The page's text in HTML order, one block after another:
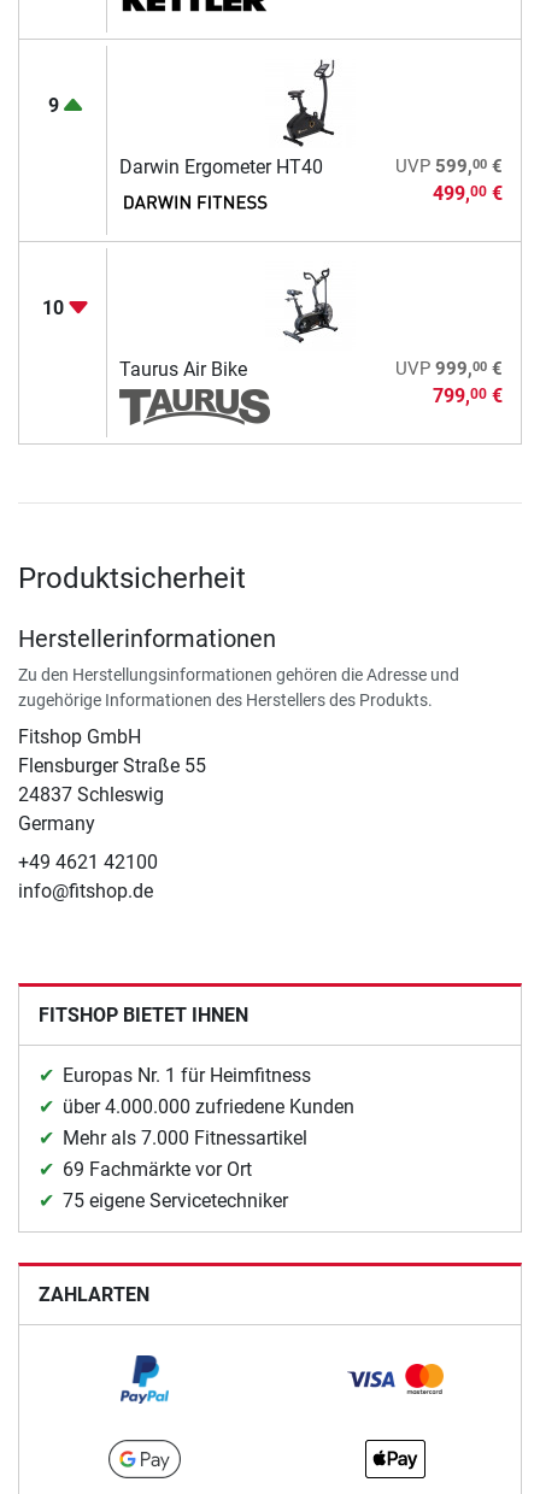
9
Darwin Ergometer HT40 UVP 599,00€
499,00€
10
Taurus Air Bike UVP 999,00€
799,00€
Produktsicherheit
Herstellerinformationen
Zu den Herstellungsinformationen gehören die Adresse und
zugehörige Informationen des Herstellers des Produkts.
Fitshop GmbH
Flensburger Straße 55
24837 Schleswig
Germany
+49 4621 42100
info@fitshop.de
FITSHOP BIETET IHNEN
Europas Nr. 1 für Heimfitness
über 4.000.000 zufriedene Kunden
Mehr als 7.000 Fitnessartikel
69 Fachmärkte vor Ort
75 eigene Servicetechniker
ZAHLARTEN